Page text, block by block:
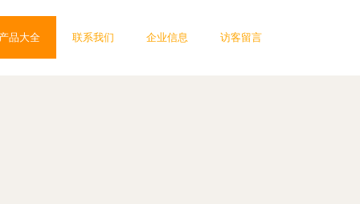
品大全 联系我们 企业信息 访客留言